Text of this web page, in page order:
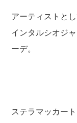
アーティストと
インタルシオジ
ーデ。
ステラマッカー